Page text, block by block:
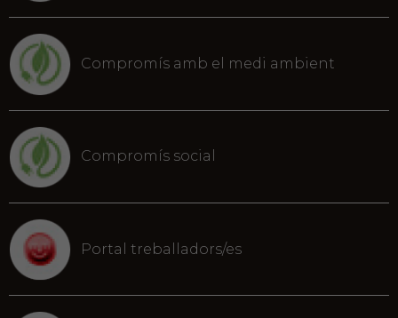
Compromís amb el medi ambient
Compromís social
Portal treballadors/es